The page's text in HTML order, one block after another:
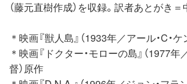
（藤元直樹作成）を収録。訳者あとがき
＊映画『獣人島』（1933年／アール・C・
＊映画『ドクター・モローの島』（1977
督）原作